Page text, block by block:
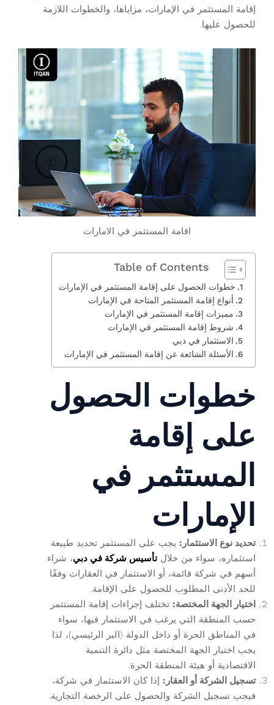
إقامة المستثمر في الإمارات، مزاياها، والخطوات اللازمة
للحصول عليها.
اقامة المستثمر في الامارات
Table of Contents
خطوات الحصول على إقامة المستثمر في الإمارات
أنواع إقامة المستثمر المتاحة في الإمارات
مميزات إقامة المستثمر في الإمارات
شروط إقامة المستثمر في الإمارات
الاستثمار في دبي
الأسئلة الشائعة عن إقامة المستثمر في الإمارات
خطوات الحصول
على إقامة
المستثمر في
الإمارات
تحديد نوع الاستثمار: يجب على المستثمر تحديد طبيعة
استثماره، سواء من خلالتأسيس شركة في دبي، شراء
أسهم في شركة قائمة، أو الاستثمار في العقارات وفقًا
للحد الأدنى المطلوب للحصول على الإقامة.
اختيار الجهة المختصة: تختلف إجراءات إقامة المستثمر
حسب المنطقة التي يرغب في الاستثمار فيها، سواء
في المناطق الحرة أو داخل الدولة (البر الرئيسي)، لذا
يجب اختيار الجهة المختصة مثل دائرة التنمية
الاقتصادية أو هيئة المنطقة الحرة.
تسجيل الشركة أو العقار: إذا كان الاستثمار في شركة،
فيجب تسجيل الشركة والحصول على الرخصة التجارية.